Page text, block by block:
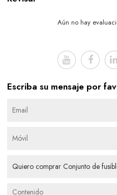
Aún no hay
Escriba su mensaje por